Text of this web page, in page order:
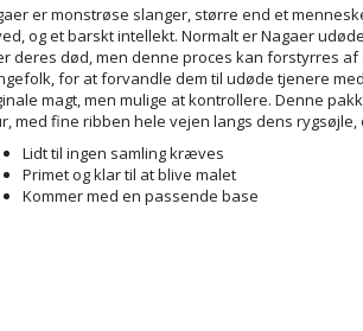
er monstrøse slanger, større end et
og et barskt intellekt. Normalt er Nagaer
deres død, men denne proces kan forstyrres af
for at forvandle dem til udøde tjenere
magt, men mulige at kontrollere. Denne
med fine ribben hele vejen langs dens rygsøjle,
Lidt til ingen samling kræves
Primet og klar til at blive malet
Kommer med en passende base